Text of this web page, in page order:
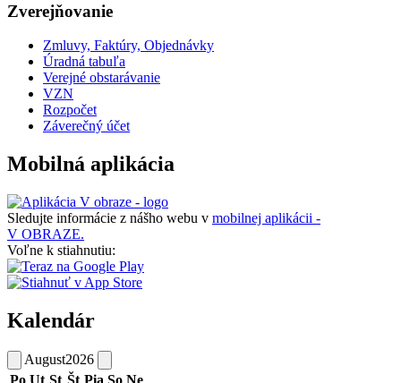
Zverejňovanie
Zmluvy, Faktúry, Objednávky
Úradná tabuľa
Verejné obstarávanie
VZN
Rozpočet
Záverečný účet
Mobilná aplikácia
Sledujte informácie z nášho webu v mobilnej aplikácii -
V OBRAZE.
Voľne k stiahnutiu:
Kalendár
August2026
Po Ut St Št Pia So Ne